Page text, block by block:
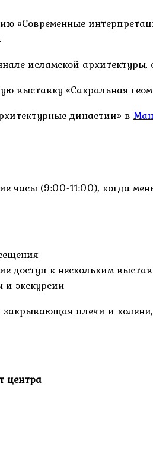
«Современные
исламской
выставку «Сакральная
династии» в
часы (9:00-11:00), когда
доступ к нескольким
экскурсии
плечи и
центра